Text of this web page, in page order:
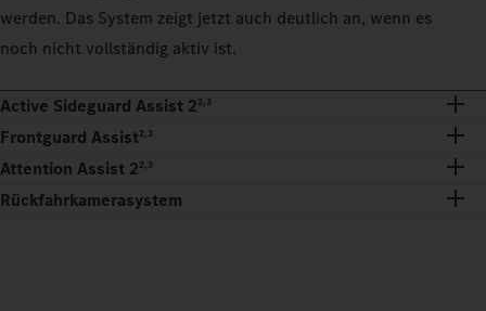
werden. Das System zeigt jetzt auch deutlich an, wenn es
noch nicht vollständig aktiv ist.
Active Sideguard Assist 22,3
Frontguard Assist2,3
Attention Assist 22,3
Rückfahrkamerasystem